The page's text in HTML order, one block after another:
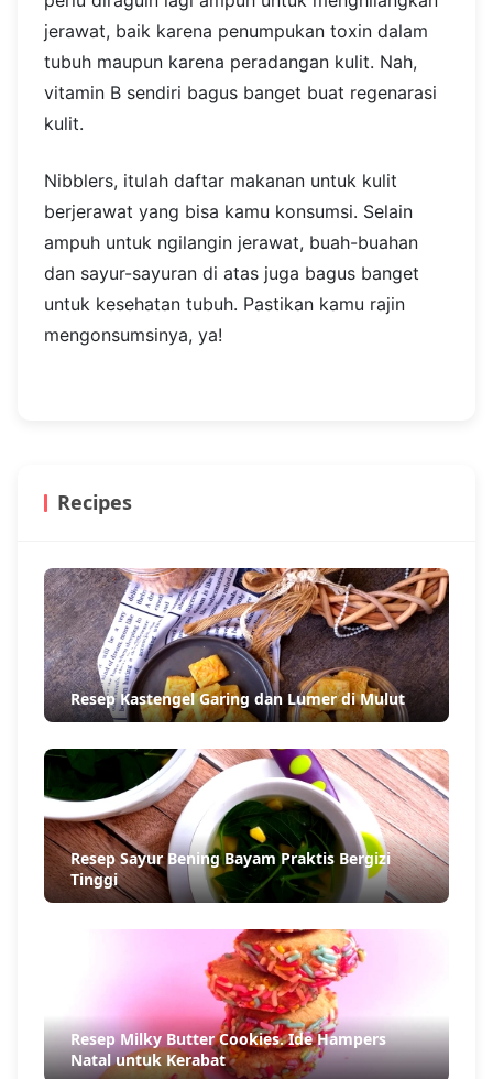
jerawat, baik karena penumpukan toxin dalam
tubuh maupun karena peradangan kulit. Nah,
vitamin B sendiri bagus banget buat regenarasi
kulit.
Nibblers, itulah daftar makanan untuk kulit
berjerawat yang bisa kamu konsumsi. Selain
ampuh untuk ngilangin jerawat, buah-buahan
dan sayur-sayuran di atas juga bagus banget
untuk kesehatan tubuh. Pastikan kamu rajin
mengonsumsinya, ya!
Recipes
Resep Kastengel Garing dan Lumer di Mulut
Resep Sayur Bening Bayam Praktis Bergizi
Tinggi
Resep Milky Butter Cookies. Ide Hampers
Natal untuk Kerabat